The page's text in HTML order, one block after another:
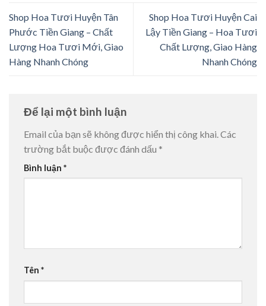
Shop Hoa Tươi Huyện Tân
Phước Tiền Giang – Chất
Lượng Hoa Tươi Mới, Giao
Hàng Nhanh Chóng
Shop Hoa Tươi Huyện Cai
Lậy Tiền Giang – Hoa Tươi
Chất Lượng, Giao Hàng
Nhanh Chóng
Để lại một bình luận
Email của bạn sẽ không được hiển thị công khai. Các
trường bắt buộc được đánh dấu *
Bình luận *
Tên *